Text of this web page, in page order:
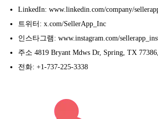
LinkedIn: www.linkedin.com/company/
트위터: x.com/SellerApp_Inc
인스타그램: www.instagram.com/
주소 4819 Bryant Mdws Dr, Spring, TX
전화: +1-737-225-3338